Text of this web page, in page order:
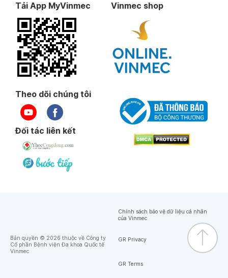
Tải App MyVinmec Vinmec shop
Theo dõi chúng tôi
Đối tác liên kết
Bản quyền © 2026 thuộc về Công ty
Cổ phần Bệnh viện Đa khoa Quốc tế
Vinmec
Chính sách bảo vệ dữ liệu cá nhân
của Vinmec
GR Privacy
GR Terms